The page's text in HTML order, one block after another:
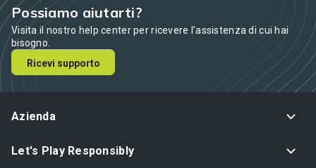
Possiamo aiutarti?
Visita il nostro help center per ricevere l’assistenza di cui hai
bisogno.
Ricevi supporto
Azienda
Let's Play Responsibly